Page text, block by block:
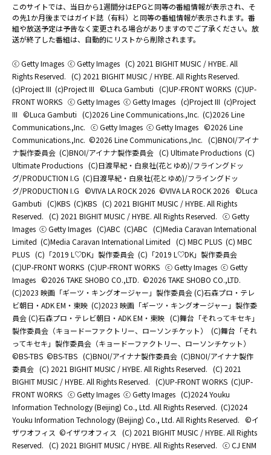
このサイトでは、当日から1週間分はEPGと同等の番組情報が表示され、そ
の先1か月後まではガイド誌（有料）と同等の番組情報が表示されます。番
組や放送予定は予告なく変更される場合がありますのでご了承ください。放
送が終了した番組は、自動的にリストから削除されます。
ⓒ Getty Images ⓒ Getty Images (C) 2021 BIGHIT MUSIC / HYBE. All
Rights Reserved. (C) 2021 BIGHIT MUSIC / HYBE. All Rights Reserved.
(c)Project III (c)Project III ©Luca Gambuti (C)UP-FRONT WORKS (C)UP-
FRONT WORKS ⓒ Getty Images ⓒ Getty Images (c)Project III (c)Project
III ©Luca Gambuti (C)2026 Line Communications.,Inc. (C)2026 Line
Communications.,Inc. ⓒ Getty Images ⓒ Getty Images ©2026 Line
Communications.,Inc. ©2026 Line Communications.,Inc. (C)BNOI/アイナ
ナ製作委員会 (C)BNOI/アイナナ製作委員会 (C) Ultimate Productions (C)
Ultimate Productions (C)日渡早紀・白泉社(花とゆめ)/フライングドッ
グ/PRODUCTION I.G (C)日渡早紀・白泉社(花とゆめ)/フライングドッ
グ/PRODUCTION I.G ©️VIVA LA ROCK 2026 ©️VIVA LA ROCK 2026 ©Luca
Gambuti (C)KBS (C)KBS (C) 2021 BIGHIT MUSIC / HYBE. All Rights
Reserved. (C) 2021 BIGHIT MUSIC / HYBE. All Rights Reserved. ⓒ Getty
Images ⓒ Getty Images (C)ABC (C)ABC (C)Media Caravan International
Limited (C)Media Caravan International Limited (C) MBC PLUS (C) MBC
PLUS (C)「2019 L♡DK」製作委員会 (C)「2019 L♡DK」製作委員会
(C)UP-FRONT WORKS (C)UP-FRONT WORKS ⓒ Getty Images ⓒ Getty
Images ©2026 TAKE SHOBO CO.,LTD. ©2026 TAKE SHOBO CO.,LTD.
(C)2023 映画「ギーツ・キングオージャー」製作委員会 (C)石森プロ・テレ
ビ朝日・ADK EM・東映 (C)2023 映画「ギーツ・キングオージャー」製作委
員会 (C)石森プロ・テレビ朝日・ADK EM・東映 (C)舞台「それってキセキ」
製作委員会（キョードーファクトリー、ローソンチケット）
(C)舞台「それ
ってキセキ」製作委員会（キョードーファクトリー、ローソンチケット）
©BS-TBS ©BS-TBS (C)BNOI/アイナナ製作委員会 (C)BNOI/アイナナ製作
委員会 (C) 2021 BIGHIT MUSIC / HYBE. All Rights Reserved. (C) 2021
BIGHIT MUSIC / HYBE. All Rights Reserved. (C)UP-FRONT WORKS (C)UP-
FRONT WORKS ⓒ Getty Images ⓒ Getty Images (C)2024 Youku
Information Technology (Beijing) Co., Ltd. All Rights Reserved. (C)2024
Youku Information Technology (Beijing) Co., Ltd. All Rights Reserved. ©イ
ザワオフィス ©イザワオフィス
(C) 2021 BIGHIT MUSIC / HYBE. All Rights
Reserved. (C) 2021 BIGHIT MUSIC / HYBE. All Rights Reserved. ⓒ CJ ENM